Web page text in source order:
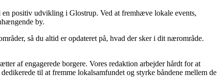
positiv udvikling i Glostrup. Ved at fremhæve lokale events,
by.
så du altid er opdateret på, hvad der sker i dit nærområde.
af engagerede borgere. Vores redaktion arbejder hårdt for at
til at fremme lokalsamfundet og styrke båndene mellem de